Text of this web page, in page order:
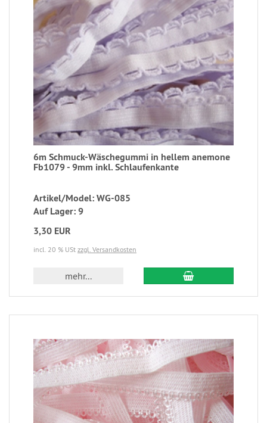
6m Schmuck-Wäschegummi in hellem anemone
Fb1079 - 9mm inkl. Schlaufenkante
Artikel/Model: WG-085
Auf Lager: 9
3,30 EUR
incl. 20 % USt zzgl. Versandkosten
mehr...